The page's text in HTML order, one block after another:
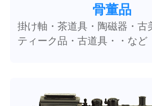
骨董品
掛け軸・茶道具・陶磁器・古
ティーク品・古道具・・など